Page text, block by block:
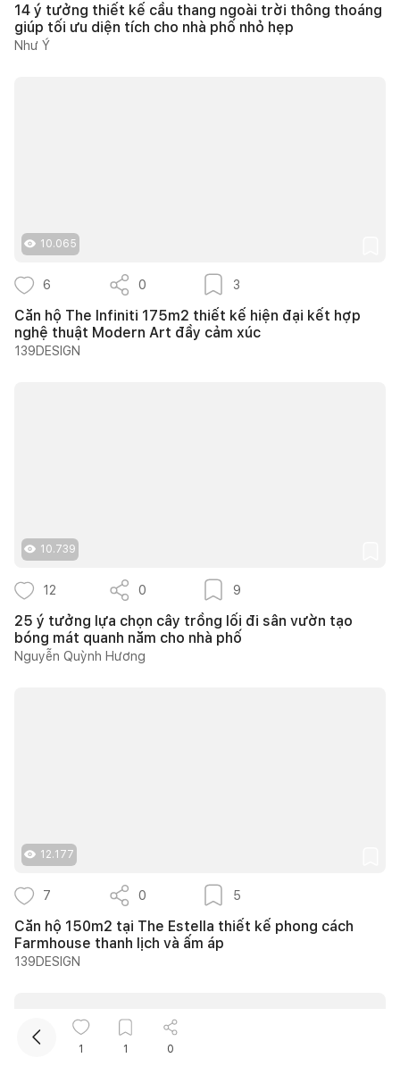
14 ý tưởng thiết kế cầu thang ngoài trời thông thoáng
giúp tối ưu diện tích cho nhà phố nhỏ hẹp
Như Ý
10.065
6 0 3
Căn hộ The Infiniti 175m2 thiết kế hiện đại kết hợp
nghệ thuật Modern Art đầy cảm xúc
139DESIGN
10.739
12 0 9
25 ý tưởng lựa chọn cây trồng lối đi sân vườn tạo
bóng mát quanh năm cho nhà phố
Nguyễn Quỳnh Hương
12.177
7 0 5
Căn hộ 150m2 tại The Estella thiết kế phong cách
Farmhouse thanh lịch và ấm áp
139DESIGN
1 1 0